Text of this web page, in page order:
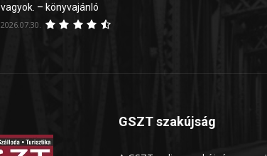
vagyok. – könyvajánló
2026.07.30.
GSZT szakújság